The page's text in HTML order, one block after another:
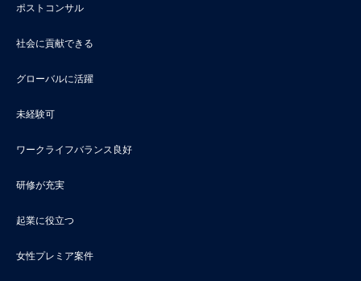
ポストコンサル
社会に貢献できる
グローバルに活躍
未経験可
ワークライフバランス良好
研修が充実
起業に役立つ
女性プレミア案件